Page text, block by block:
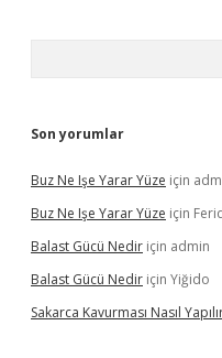
Son yorumlar
Buz Ne Işe Yarar Yüze için
Buz Ne Işe Yarar Yüze için
Balast Gücü Nedir için admin
Balast Gücü Nedir için Yiğido
Sakarca Kavurması Nasıl